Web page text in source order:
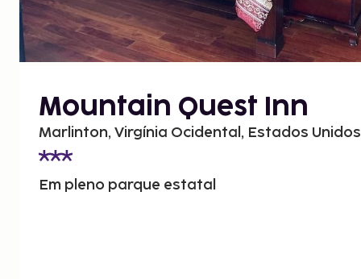
Mountain Quest Inn
Marlinton, Virgínia Ocidental, Estados
Em pleno parque estatal